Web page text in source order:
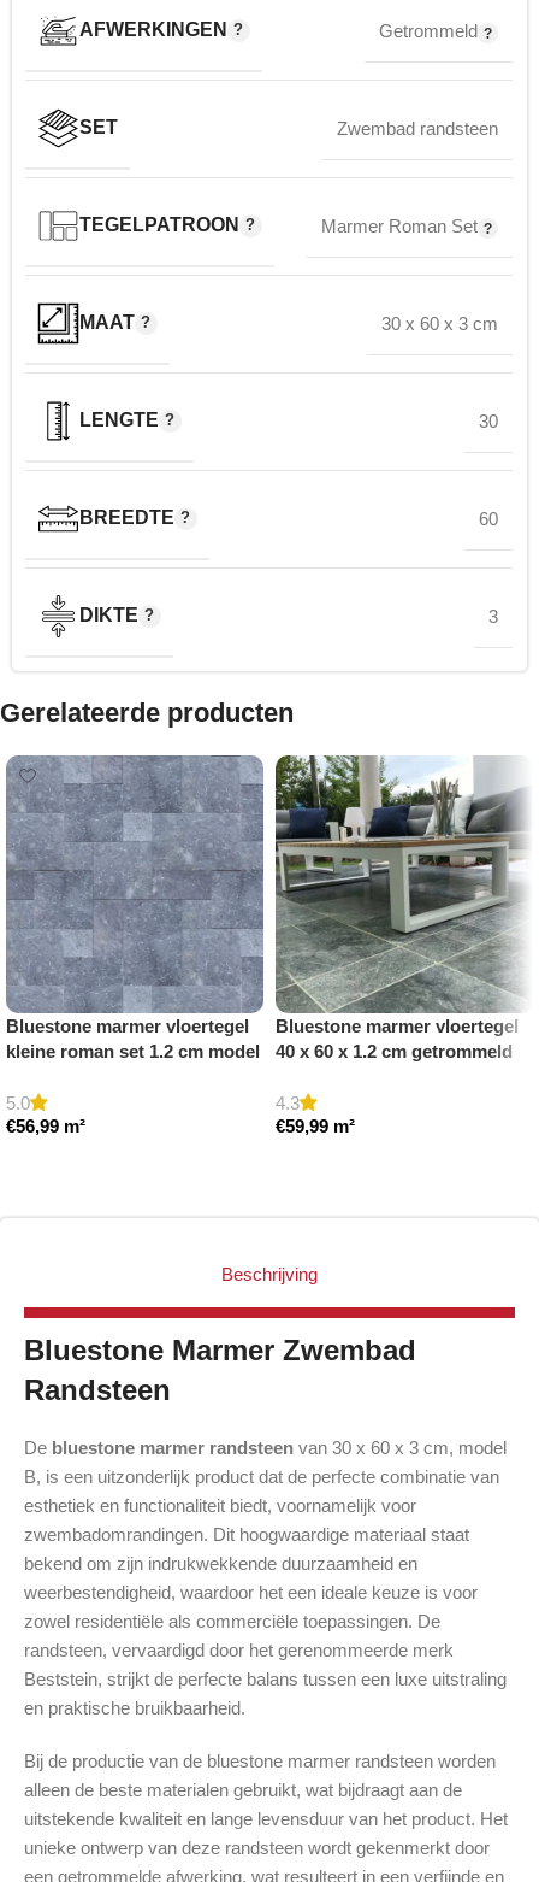
AFWERKINGEN Getrommeld
SET Zwembad randsteen
TEGELPATROON Marmer Roman Set
MAAT 30 x 60 x 3 cm
LENGTE 30
BREEDTE 60
DIKTE 3
Gerelateerde producten
Bluestone marmer vloertegel
kleine roman set 1.2 cm model
5.0
€56,99 m²
Bluestone marmer vloertegel
40 x 60 x 1.2 cm getrommeld
4.3
€59,99 m²
Beschrijving
Bluestone Marmer Zwembad
Randsteen
De bluestone marmer randsteen van 30 x 60 x 3 cm, model
B, is een uitzonderlijk product dat de perfecte combinatie van
esthetiek en functionaliteit biedt, voornamelijk voor
zwembadomrandingen. Dit hoogwaardige materiaal staat
bekend om zijn indrukwekkende duurzaamheid en
weerbestendigheid, waardoor het een ideale keuze is voor
zowel residentiële als commerciële toepassingen. De
randsteen, vervaardigd door het gerenommeerde merk
Beststein, strijkt de perfecte balans tussen een luxe uitstraling
en praktische bruikbaarheid.
Bij de productie van de bluestone marmer randsteen worden
alleen de beste materialen gebruikt, wat bijdraagt aan de
uitstekende kwaliteit en lange levensduur van het product. Het
unieke ontwerp van deze randsteen wordt gekenmerkt door
een getrommelde afwerking, wat resulteert in een verfijnde en